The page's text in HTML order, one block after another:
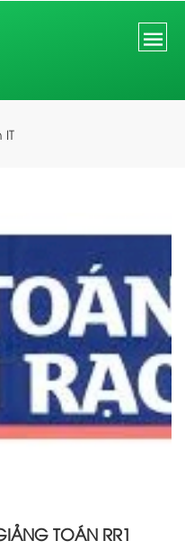
IT
TOÁN RR1